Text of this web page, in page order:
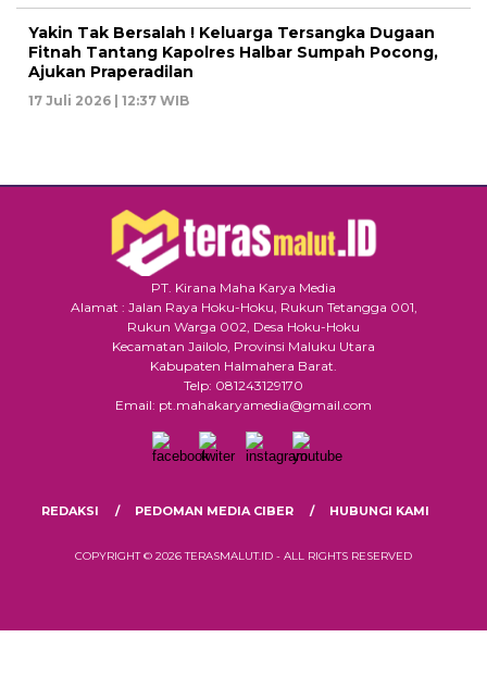
Yakin Tak Bersalah ! Keluarga Tersangka Dugaan
Fitnah Tantang Kapolres Halbar Sumpah Pocong,
Ajukan Praperadilan
17 Juli 2026 | 12:37 WIB
PT. Kirana Maha Karya Media
Alamat : Jalan Raya Hoku-Hoku, Rukun Tetangga 001,
Rukun Warga 002, Desa Hoku-Hoku
Kecamatan Jailolo, Provinsi Maluku Utara
Kabupaten Halmahera Barat.
Telp: 081243129170
Email: pt.mahakaryamedia@gmail.com
REDAKSI PEDOMAN MEDIA CIBER HUBUNGI KAMI
COPYRIGHT © 2026 TERASMALUT.ID - ALL RIGHTS RESERVED